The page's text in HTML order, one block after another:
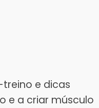
e dicas
e a criar músculo